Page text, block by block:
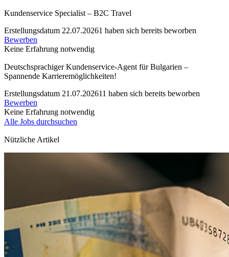
Kundenservice Specialist – B2C Travel
Erstellungsdatum 22.07.20261 haben sich bereits beworben
Bewerben
Keine Erfahrung notwendig
Deutschsprachiger Kundenservice-Agent für Bulgarien –
Spannende Karrieremöglichkeiten!
Erstellungsdatum 21.07.202611 haben sich bereits beworben
Bewerben
Keine Erfahrung notwendig
Alle Jobs durchsuchen
Nützliche Artikel